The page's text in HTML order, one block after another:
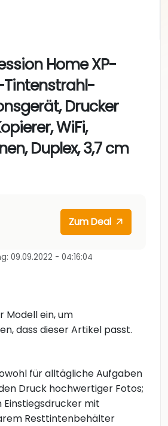
Home XP-
Tintenstrahl-
Drucker
WiFi,
Duplex, 3,7 cm
Zum Deal
09.09.2022 - 04:16:04
Modell ein, um
dass dieser Artikel passt.
für alltägliche Aufgaben
Druck hochwertiger Fotos;
Einstiegsdrucker mit
Resttintenbehälter